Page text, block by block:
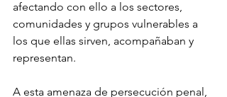
afectando con ello a los sectores,
comunidades y grupos vulnerables a
los que ellas sirven, acompañaban y
representan.
A esta amenaza de persecución penal,